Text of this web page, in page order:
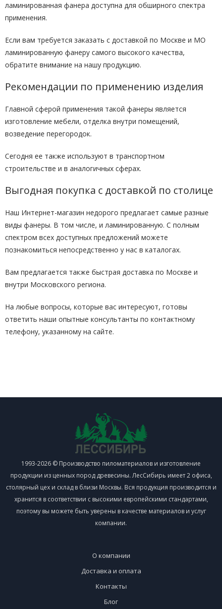
ламинированная фанера доступна для обширного спектра
применения.
Если вам требуется заказать с доставкой по Москве и МО
ламинированную фанеру самого высокого качества,
обратите внимание на нашу продукцию.
Рекомендации по применению изделия
Главной сферой применения такой фанеры является
изготовление мебели, отделка внутри помещений,
возведение перегородок.
Сегодня ее также используют в транспортном
строительстве и в аналогичных сферах.
Выгодная покупка с доставкой по столице
Наш Интернет-магазин недорого предлагает самые разные
виды фанеры. В том числе, и ламинированную. С полным
спектром всех доступных предложений можете
познакомиться непосредственно у нас в каталогах.
Вам предлагается также быстрая доставка по Москве и
внутри Московского региона.
На любые вопросы, которые вас интересуют, готовы
ответить наши опытные консультанты по контактному
телефону, указанному на сайте.
1993-2026 © Производство пиломатериалов и изготовление
продукции из ценных пород древесины. ЛесСибирь имеет 2 офиса,
столярный цех и склад в близи Москвы. Вся продукция производится и
хранится в соответствии с высокими европейскими стандартами,
поэтому вы можете быть уверены в качестве материалов и услуг
компании.
О компании
Доставка и оплата
Контакты
Блог